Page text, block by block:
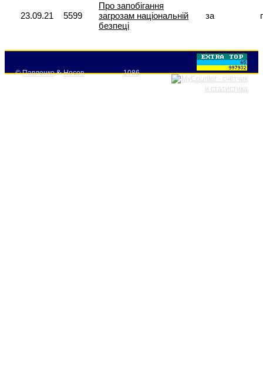
23.09.21 5599
Про запобігання
загрозам національній
безпеці
за
©Павленко&Носов 1086